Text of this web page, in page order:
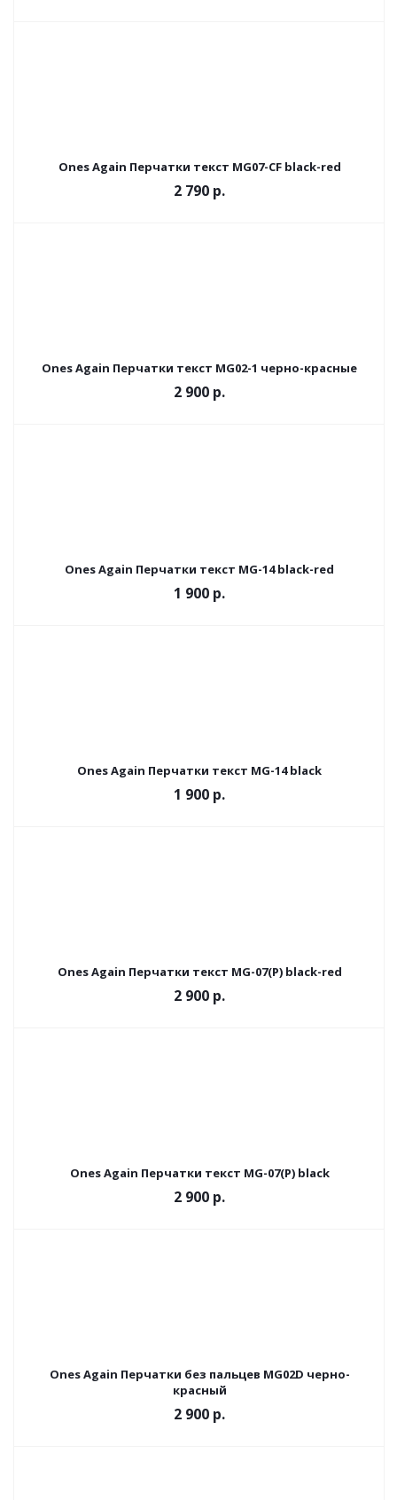
Ones Again Перчатки текст MG07-CF black-red
2 790 р.
Ones Again Перчатки текст MG02-1 черно-красные
2 900 р.
Ones Again Перчатки текст MG-14 black-red
1 900 р.
Ones Again Перчатки текст MG-14 black
1 900 р.
Ones Again Перчатки текст MG-07(P) black-red
2 900 р.
Ones Again Перчатки текст MG-07(P) black
2 900 р.
Ones Again Перчатки без пальцев MG02D черно-
красный
2 900 р.